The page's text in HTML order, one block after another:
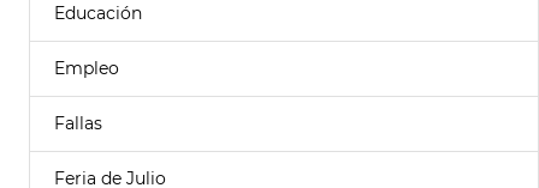
Educación
Empleo
Fallas
Feria de Julio